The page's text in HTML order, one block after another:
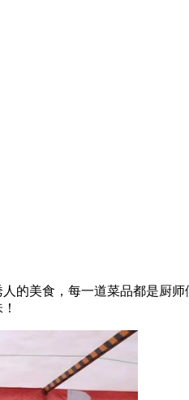
的美食，每一道菜品都是厨